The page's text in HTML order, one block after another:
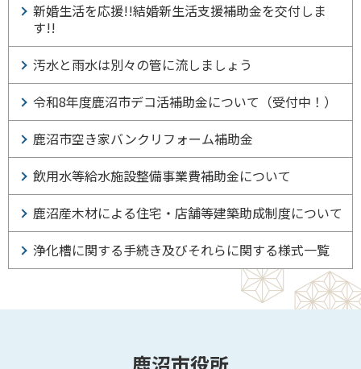
新婚生活を応援!!結婚新生活支援補助金を交付しま
す!!
汚水と雨水は別々の管に流しましょう
令和8年度鹿沼市デコ活補助金について（受付中！）
鹿沼市空き家バンクリフォーム補助金
飲用水等給水施設整備事業費補助金について
鹿沼産木材による住宅・店舗等建築助成制度について
浄化槽に関する手続き及びそれらに関する様式一覧